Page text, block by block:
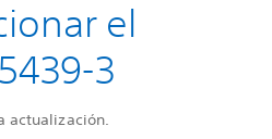
el
3
actualización.